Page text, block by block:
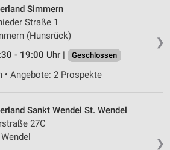
❯
Simmern
Straße 1
(Hunsrück)
- 19:00 Uhr |
Geschlossen
• Angebote: 2 Prospekte
❯
Sankt Wendel St. Wendel
27C
zur Auswahl
zur Personalisierung
zur Auswahl